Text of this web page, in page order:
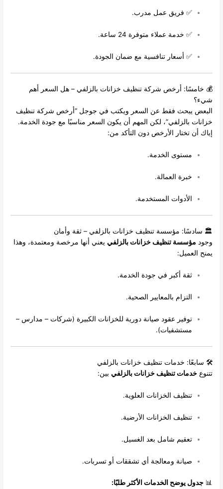
✅ فريق عمل مدرب.
✅ خدمة عملاء متوفرة 24 ساعة.
✅ أسعار تنافسية مع ضمان الجودة.
💰 خامسًا: أرخص شركة تنظيف خزانات بالزلفي – هل السعر أهم
شيء؟
البعض يبحث فقط عن السعر ويكتب في جوجل “أرخص شركة تنظيف
خزانات بالزلفي”، لكن المهم أن يكون السعر مناسبًا مع جودة الخدمة.
إياك أن تختار الأرخص دون التأكد من:
مستوى الخدمة.
خبرة العمالة.
الأدوات المستخدمة.
🏛️ سادسًا: مؤسسة تنظيف خزانات بالزلفي – ثقة وأمان
وجود مؤسسة تنظيف خزانات بالزلفي يعني أنها مرخصة ومعتمدة، وهذا
يمنح العميل:
ثقة أكبر في جودة الخدمة.
التزام بالمعايير الصحية.
توفير عقود صيانة دورية للخزانات الكبيرة (شركات – مدارس –
مستشفيات).
🛠️ سابعًا: خدمات تنظيف خزانات بالزلفي
تتنوعخدمات تنظيف خزانات بالزلفي بين:
تنظيف الخزانات العلوية.
تنظيف الخزانات الأرضية.
تعقيم شامل بعد الغسيل.
صيانة ومعالجة أي تشققات أو تسربات.
📊جدول يوضح الخدمات الأكثر طلبًا: